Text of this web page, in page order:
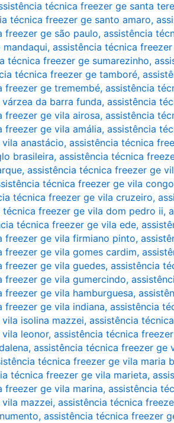
técnica freezer ge santa
técnica freezer ge santo amaro,
freezer ge são paulo, assistência
, assistência técnica
técnica freezer ge sumarezinho,
técnica freezer ge tamboré,
freezer ge tremembé, assistência
da barra funda, assistência
freezer ge vila airosa, assistência
freezer ge vila amália, assistência
anastácio, assistência técnica
brasileira, assistência técnica
, assistência técnica freezer ge
técnica freezer ge vila
técnica freezer ge vila cruzeiro,
técnica freezer ge vila dom pedro ii,
técnica freezer ge vila ede,
freezer ge vila firmiano pinto,
freezer ge vila gomes cardim,
freezer ge vila guedes, assistência
freezer ge vila gumercindo,
freezer ge vila hamburguesa,
freezer ge vila indiana, assistência
isolina mazzei, assistência
leonor, assistência técnica
, assistência técnica freezer ge
técnica freezer ge vila maria
técnica freezer ge vila marieta,
freezer ge vila marina, assistência
mazzei, assistência técnica
, assistência técnica freezer